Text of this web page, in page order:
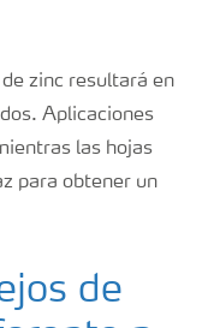
zinc resultará en
Aplicaciones
las hojas
para obtener un
de